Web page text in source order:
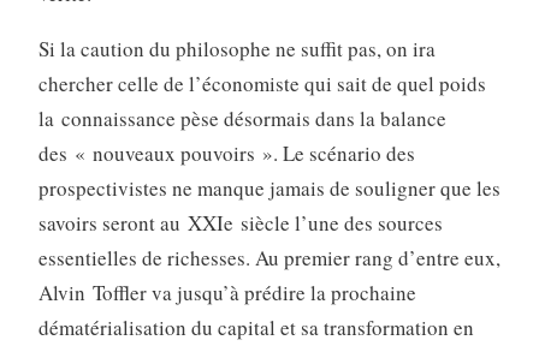
Si la caution du philosophe ne suffit pas, on ira
chercher celle de l’économiste qui sait de quel poids
la connaissance pèse désormais dans la balance
des « nouveaux pouvoirs ». Le scénario des
prospectivistes ne manque jamais de souligner que les
savoirs seront au XXIe siècle l’une des sources
essentielles de richesses. Au premier rang d’entre eux,
Alvin Toffler va jusqu’à prédire la prochaine
dématérialisation du capital et sa transformation en